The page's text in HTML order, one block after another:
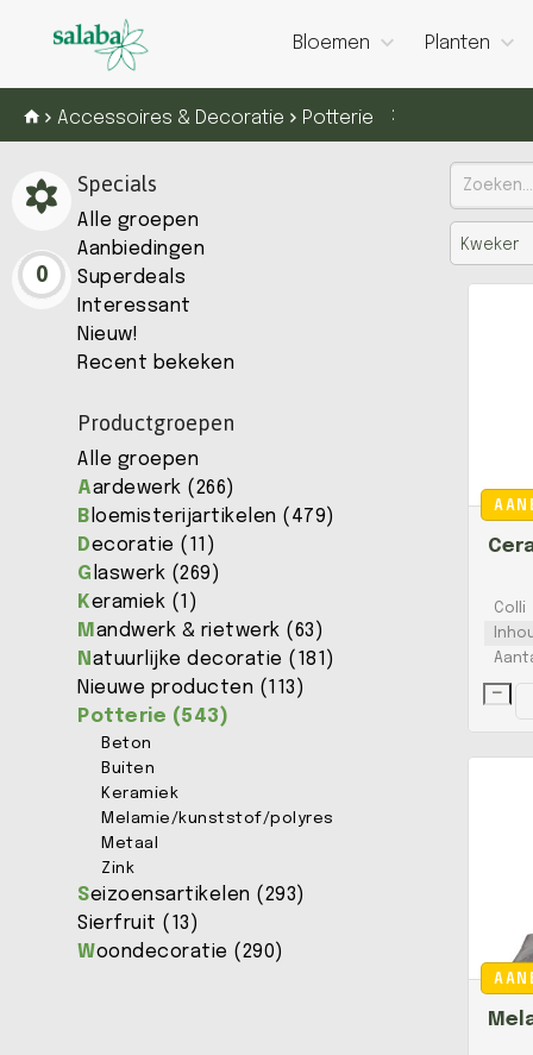
Bloemen Planten
Accessoires & Decoratie Potterie :
0
Specials
Alle groepen
Aanbiedingen
Superdeals
Interessant
Nieuw!
Recent bekeken
Productgroepen
Alle groepen
Aardewerk (266)
B loemisterijartikelen (479)
Decoratie (11)
G laswerk (269)
Keramiek (1)
M andwerk & rietwerk (63)
N atuurlijke decoratie (181)
Nieuwe producten (113)
Potterie (543)
Beton
Buiten
Keramiek
Melamie/kunststof/polyres
Metaal
Zink
Seizoensartikelen (293)
Sierfruit (13)
Woondecoratie (290)
Kweker
Colli